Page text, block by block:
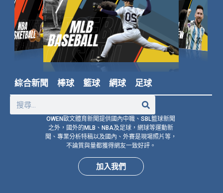
綜合新聞 棒球 籃球 網球 足球
OWEN歐文體育新聞提供國內中職、SBL籃球新聞
之外，國外的MLB、NBA及足球，網球等運動新
聞、專業分析特稿以及國內、外賽是現場照片等，
不論質與量都獲得網友一致好評。
加入我們